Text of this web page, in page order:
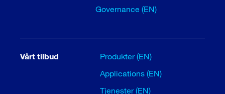
Governance (EN)
Vårt tilbud
Produkter (EN)
Applications (EN)
Tjenester (EN)